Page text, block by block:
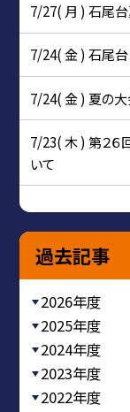
7/27( 月 ) 石尾
7/24( 金 ) 石尾
7/24( 金 ) 夏の
7/23( 木 ) 第２
いて
過去記事
2026年度
2025年度
2024年度
2023年度
2022年度